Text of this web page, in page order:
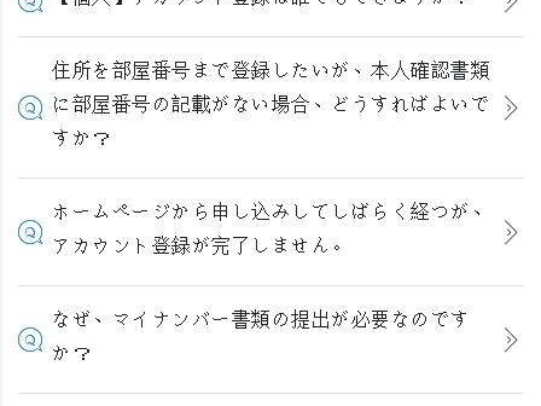
住所を部屋番号まで登録したいが、本人確認書類
に部屋番号の記載がない場合、どうすればよいで
すか？
ホームページから申し込みしてしばらく経つが、
アカウント登録が完了しません。
なぜ、マイナンバー書類の提出が必要なのです
か？